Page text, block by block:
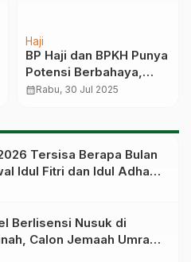
Tazkiyah Tour
Pelepasan Serentak
Jemaah Haji dari Tiga
calendar_month Rabu, 14 Mei 2025
Tersisa Berapa Bulan
Idul Fitri dan Idul Adha
Berlisensi Nusuk di
Calon Jemaah Umrah